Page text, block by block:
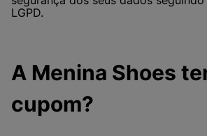
LGPD.
A Menina Shoes
cupom?